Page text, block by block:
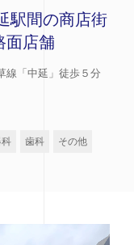
駅間の商店街
面店舗
線「中延」徒歩５分
歯科 その他